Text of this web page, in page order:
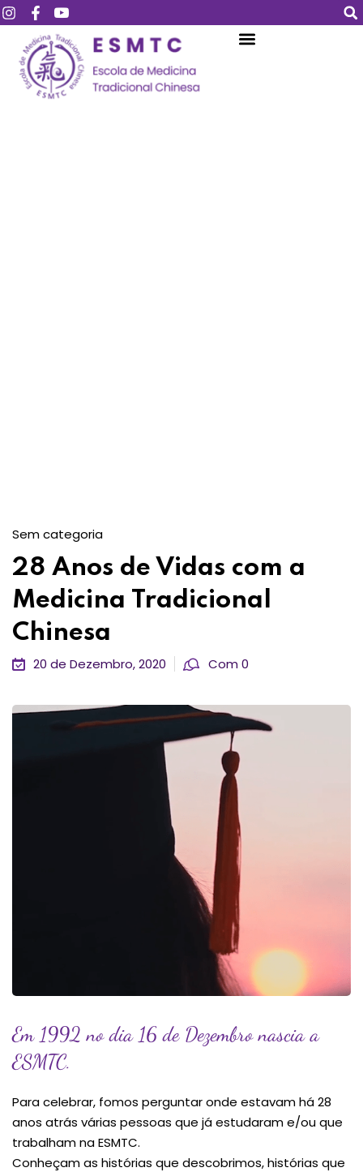
Sem categoria
28 Anos de Vidas com a
Medicina Tradicional
Chinesa
20 de Dezembro, 2020 Com 0
Em 1992 no dia 16 de Dezembro nascia a
ESMTC.
Para celebrar, fomos perguntar onde estavam há 28
anos atrás várias pessoas que já estudaram e/ou que
trabalham na ESMTC.
Conheçam as histórias que descobrimos, histórias que
Login Assinar
Login